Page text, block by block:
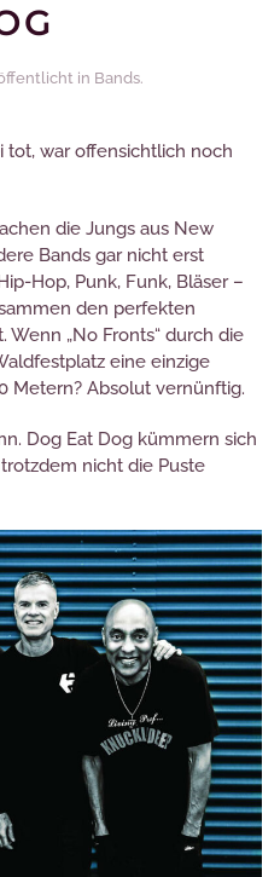
in Bands.
tot, war offensichtlich noch
die Jungs aus New
Bands gar nicht erst
Hop, Punk, Funk, Bläser –
den perfekten
„No Fronts“ durch die
eine einzige
Metern? Absolut vernünftig.
Dog Eat Dog kümmern sich
nicht die Puste